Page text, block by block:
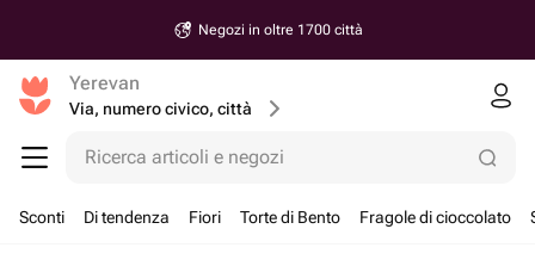
Negozi in oltre 1700 città
Yerevan
Via, numero civico, città
Ricerca articoli e negozi
Sconti Di tendenza Fiori Torte di Bento Fragole di cioccolato